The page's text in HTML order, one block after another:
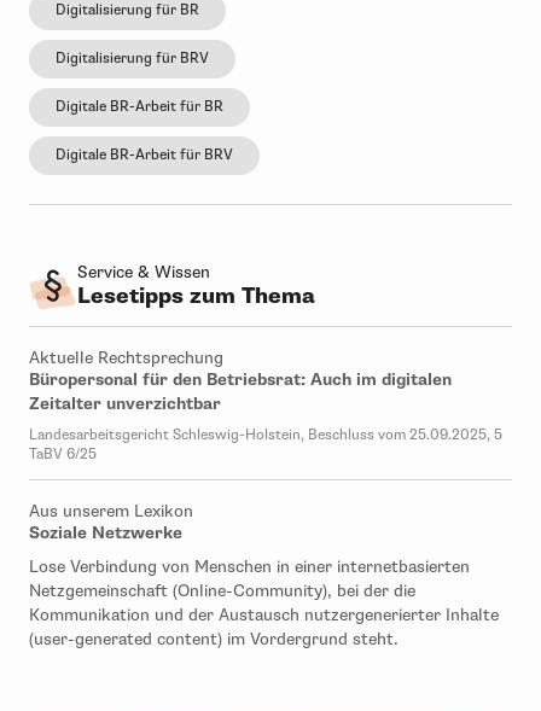
Digitalisierung für BR
Digitalisierung für BRV
Digitale BR-Arbeit für BR
Digitale BR-Arbeit für BRV
Service & Wissen
Lesetipps zum Thema
Aktuelle Rechtsprechung
Büropersonal für den Betriebsrat: Auch im digitalen
Zeitalter unverzichtbar
Landesarbeitsgericht Schleswig-Holstein, Beschluss vom 25.09.2025, 5
TaBV 6/25
Aus unserem Lexikon
Soziale Netzwerke
Lose Verbindung von Menschen in einer internetbasierten
Netzgemeinschaft (Online-Community), bei der die
Kommunikation und der Austausch nutzergenerierter Inhalte
(user-generated content) im Vordergrund steht.